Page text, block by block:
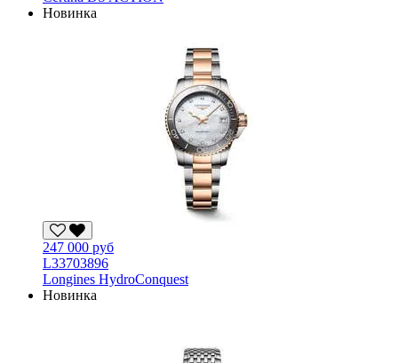
Новинка
247 000 руб
L33703896
Longines HydroConquest
Новинка